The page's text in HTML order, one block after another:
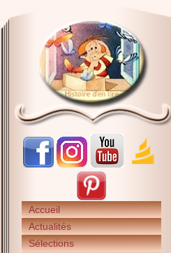
Accueil
Actualités
Sélections